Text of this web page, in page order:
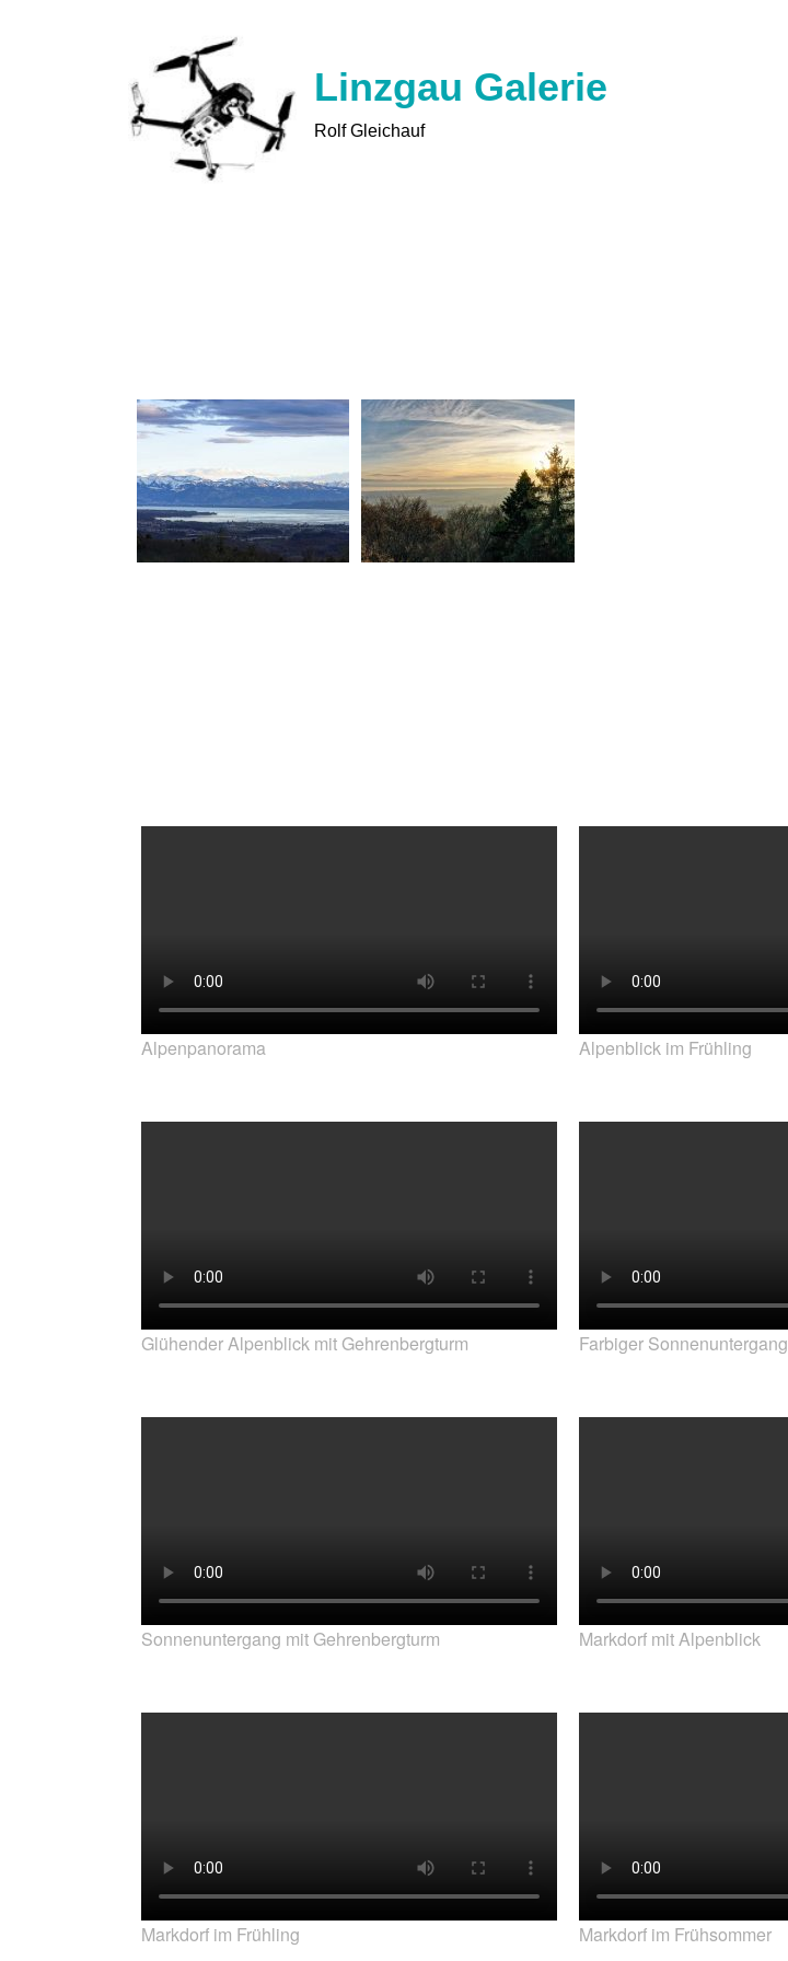
Linzgau Galerie
Rolf Gleichauf
Alpenpanorama Alpenblick im Frühling
Glühender Alpenblick mit Gehrenbergturm Farbiger Sonnenuntergang
Sonnenuntergang mit Gehrenbergturm Markdorf mit Alpenblick
Markdorf im Frühling Markdorf im Frühsommer